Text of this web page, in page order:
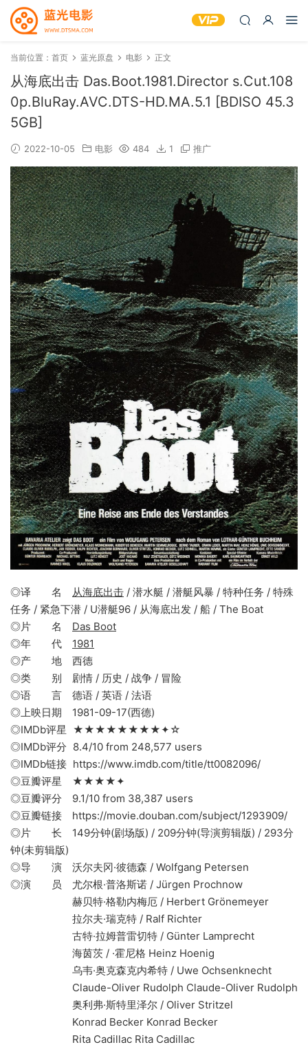
当前位置： 首页 蓝光原盘 电影 正文
从海底出击 Das.Boot.1981.Director s.Cut.108
0p.BluRay.AVC.DTS-HD.MA.5.1 [BDISO 45.3
5GB]
2022-10-05 电影 484 1 推广
◎译 名 从海底出击 / 潜水艇 / 潜艇风暴 / 特种任务 / 特殊
任务 / 紧急下潜 / U潜艇96 / 从海底出发 / 船 / The Boat
◎片 名 Das Boot
◎年 代 1981
◎产 地 西德
◎类 别 剧情 / 历史 / 战争 / 冒险
◎语 言 德语 / 英语 / 法语
◎上映日期 1981-09-17(西德)
◎IMDb评星 ★★★★★★★★✦☆
◎IMDb评分 8.4/10 from 248,577 users
◎IMDb链接 https://www.imdb.com/title/tt0082096/
◎豆瓣评星 ★★★★✦
◎豆瓣评分 9.1/10 from 38,387 users
◎豆瓣链接 https://movie.douban.com/subject/1293909/
◎片 长 149分钟(剧场版) / 209分钟(导演剪辑版) / 293分
钟(未剪辑版)
◎导 演 沃尔夫冈·彼德森 / Wolfgang Petersen
◎演 员 尤尔根·普洛斯诺 / Jürgen Prochnow
赫贝特·格勒内梅厄 / Herbert Grönemeyer
拉尔夫·瑞克特 / Ralf Richter
古特·拉姆普雷切特 / Günter Lamprecht
海茵茨 / ·霍尼格 Heinz Hoenig
乌韦·奥克森克内希特 / Uwe Ochsenknecht
Claude-Oliver Rudolph Claude-Oliver Rudolph
奥利弗·斯特里泽尔 / Oliver Stritzel
Konrad Becker Konrad Becker
Rita Cadillac Rita Cadillac